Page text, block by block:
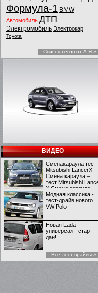
Формула-1 BMW
Автомобиль ДТП
Электромобиль Электрокар
Toyota
Список тегов от А-Я »
ВИДЕО
Сменакараула тест
Mitsubishi LancerX
Смена караула –
тест Mitsubishi
X Смена караула –
тест Mitsubishi Lancer
X
Модная классика -
тест-драйв нового
VW Polo
Новая Lada
универсал - старт
дан!
Все тест-врайвы »